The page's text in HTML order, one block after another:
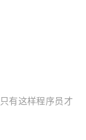
有这样程序员才